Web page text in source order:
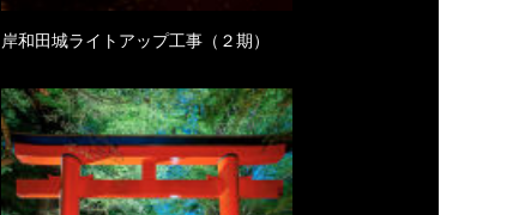
岸和田城ライトアップ工事（２期）